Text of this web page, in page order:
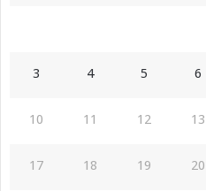
3 4 5 6
10 11 12 13
17 18 19 20